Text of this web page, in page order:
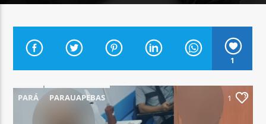
CURRENT TRACK
ARARA AZUL FM 96,9
1
PARÁ PARAUAPEBAS 1